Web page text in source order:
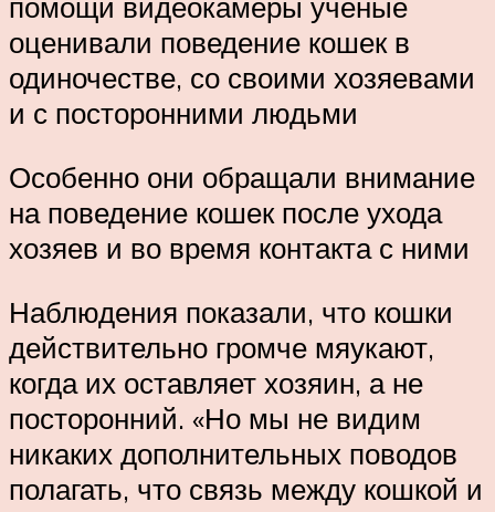
помощи видеокамеры ученые
оценивали поведение кошек в
одиночестве, со своими хозяевами
и с посторонними людьми
Особенно они обращали внимание
на поведение кошек после ухода
хозяев и во время контакта с ними
Наблюдения показали, что кошки
действительно громче мяукают,
когда их оставляет хозяин, а не
посторонний. «Но мы не видим
никаких дополнительных поводов
полагать, что связь между кошкой и